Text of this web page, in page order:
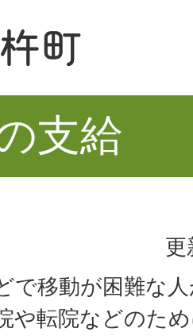
支給
更
で移動が困難な
や転院などのた